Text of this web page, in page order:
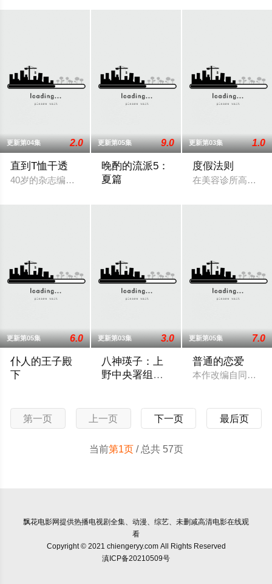
更新第04集 2.0
直到T恤干透
40岁的杂志编辑咲子（苍井优 饰）原本深信自己拥有美满的婚
更新第05集 9.0
晚酌的流派5：
夏篇
更新第03集 1.0
度假法则
在美容诊所高强度
更新第05集 6.0
仆人的王子殿
下
更新第03集 3.0
八神瑛子：上
野中央署组织
更新第05集 7.0
普通的恋爱
本作改编自同名漫
第一页 上一页 下一页 最后页
当前第1页/ 总共 57页
飘花电影网提供热播电视剧全集、动漫、综艺、未删减高清电影在线观
看
Copyright © 2021 chiengeryy.com All Rights Reserved
滇ICP备20210509号